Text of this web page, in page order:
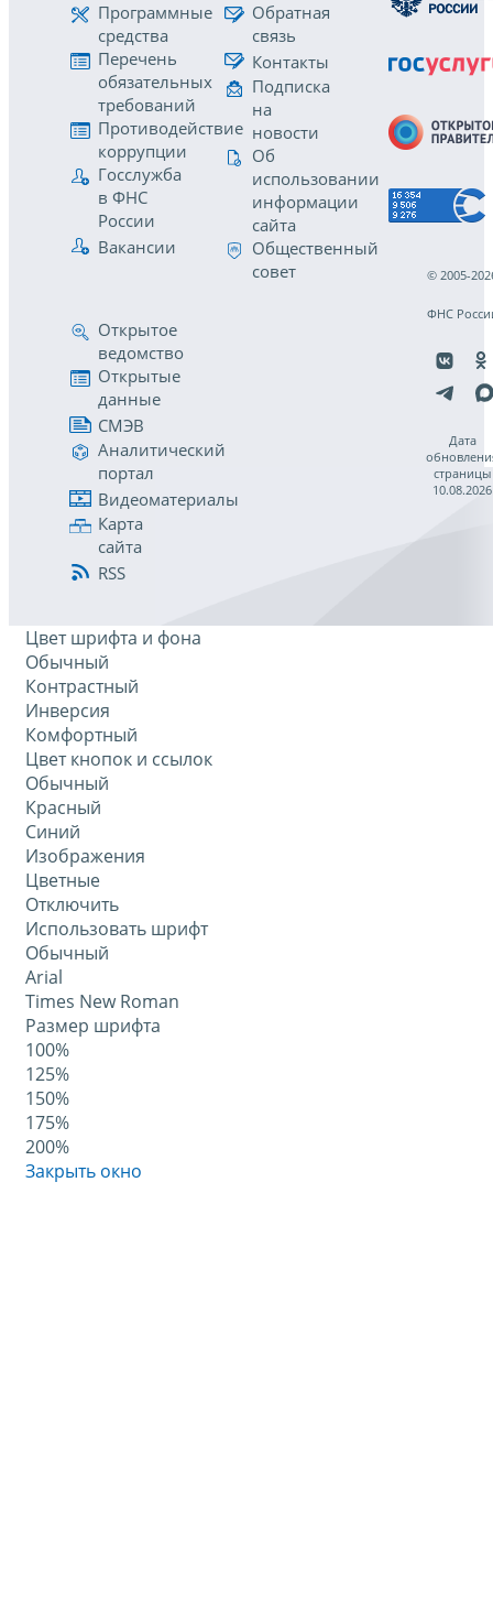
Программные
средства
Перечень
обязательных
требований
Противодействие
коррупции
Госслужба
в ФНС
России
Вакансии
Обратная
связь
Контакты
Подписка
на
новости
Об
использовании
информации
сайта
Общественный
совет
Открытое
ведомство
Открытые
данные
СМЭВ
Аналитический
портал
Видеоматериалы
Карта
сайта
RSS
© 2005-
ФНС
Дата
страницы
10.08.2026
Цвет шрифта и фона
Обычный
Контрастный
Инверсия
Комфортный
Цвет кнопок и ссылок
Обычный
Красный
Синий
Изображения
Цветные
Отключить
Использовать шрифт
Обычный
Arial
Times New Roman
Размер шрифта
100%
125%
150%
175%
200%
Закрыть окно